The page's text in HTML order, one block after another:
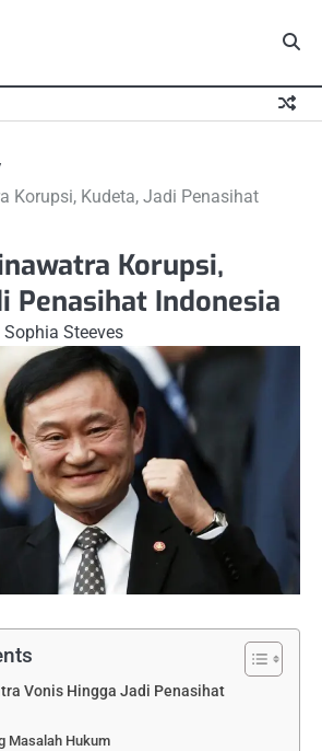
Korupsi, Kudeta, Jadi Penasihat
Korupsi,
Penasihat Indonesia
Sophia Steeves
Vonis Hingga Jadi Penasihat
Masalah Hukum